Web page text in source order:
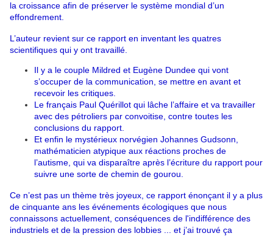
la croissance afin de préserver le système mondial d’un
effondrement.
L’auteur revient sur ce rapport en inventant les quatres
scientifiques qui y ont travaillé.
Il y a le couple Mildred et Eugène Dundee qui vont
s’occuper de la communication, se mettre en avant et
recevoir les critiques.
Le français Paul Quérillot qui lâche l’affaire et va travailler
avec des pétroliers par convoitise, contre toutes les
conclusions du rapport.
Et enfin le mystérieux norvégien Johannes Gudsonn,
mathématicien atypique aux réactions proches de
l’autisme, qui va disparaître après l’écriture du rapport pour
suivre une sorte de chemin de gourou.
Ce n’est pas un thème très joyeux, ce rapport énonçant il y a plus
de cinquante ans les événements écologiques que nous
connaissons actuellement, conséquences de l'indifférence des
industriels et de la pression des lobbies ... et j’ai trouvé ça